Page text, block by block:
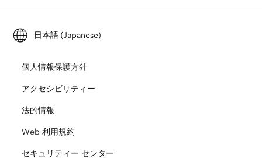
Esri ストア
ユーザー調査およびテスト
Esri Young Professionals Network
トレーニング
ArcUser
ArcNews
ArcWatch
Esri Press
採用情報
オープンビジョン
企業行動規範
ArcGIS for Student Use
自然保護
教育機関
日本語 (Japanese)
個人情報保護方針
アクセシビリティー
法的情報
Web 利用規約
セキュリティー センター